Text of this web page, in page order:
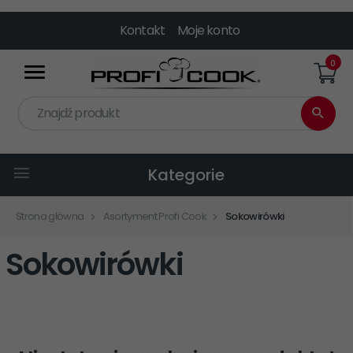
Kontakt Moje konto
Znajdź produkt
0
Kategorie
Strona główna Asortyment Profi Cook Sokowirówki
Sokowirówki